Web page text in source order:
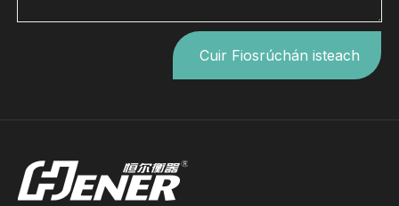
Cuir Fiosrúchán isteach